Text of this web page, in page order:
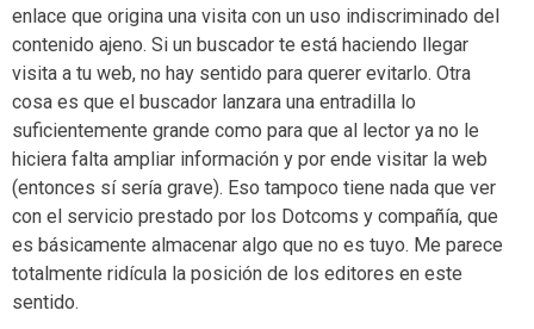
enlace que origina una visita con un uso indiscriminado del
contenido ajeno. Si un buscador te está haciendo llegar
visita a tu web, no hay sentido para querer evitarlo. Otra
cosa es que el buscador lanzara una entradilla lo
suficientemente grande como para que al lector ya no le
hiciera falta ampliar información y por ende visitar la web
(entonces sí sería grave). Eso tampoco tiene nada que ver
con el servicio prestado por los Dotcoms y compañía, que
es básicamente almacenar algo que no es tuyo. Me parece
totalmente ridícula la posición de los editores en este
sentido.